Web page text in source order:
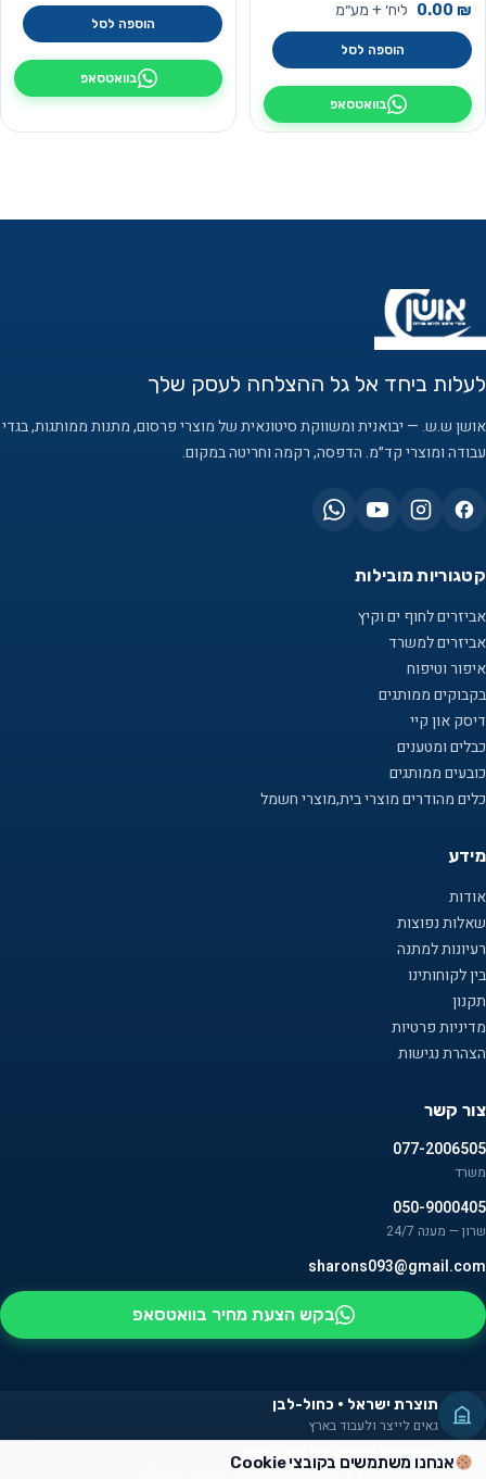
0.00 ₪ ליח׳ + מע״מ
הוספה לסל
בוואטסאפ
הוספה לסל
בוואטסאפ
לעלות ביחד אל גל ההצלחה לעסק שלך
אושן ש.ש. — יבואנית ומשווקת סיטונאית של מוצרי פרסום, מתנות ממותגות, בגדי
עבודה ומוצרי קד״מ. הדפסה, רקמה וחריטה במקום.
קטגוריות מובילות
אביזרים לחוף ים וקיץ
אביזרים למשרד
איפור וטיפוח
בקבוקים ממותגים
דיסק און קיי
כבלים ומטענים
כובעים ממותגים
כלים מהודרים מוצרי בית,מוצרי חשמל
מידע
אודות
שאלות נפוצות
רעיונות למתנה
בין לקוחותינו
תקנון
מדיניות פרטיות
הצהרת נגישות
צור קשר
077-2006505
משרד
050-9000405
שרון — מענה 24/7
sharons093@gmail.com
בקש הצעת מחיר בוואטסאפ
תוצרת ישראל · כחול-לבן
גאים לייצר ולעבוד בארץ
מעסיקים אנשים עם מוגבלויות
חלק מהמוצרים מורכבים על ידם — שילוב אמיתי בקהילה
אנחנו משתמשים בקובצי Cookie